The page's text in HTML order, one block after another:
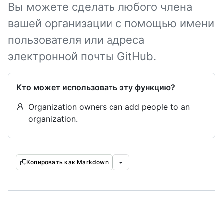
Вы можете сделать любого члена
вашей организации с помощью имени
пользователя или адреса
электронной почты GitHub.
Кто может использовать эту функцию?
Organization owners can add people to an
organization.
Копировать как Markdown